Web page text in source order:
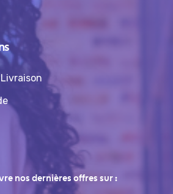
nos dernières offres sur :